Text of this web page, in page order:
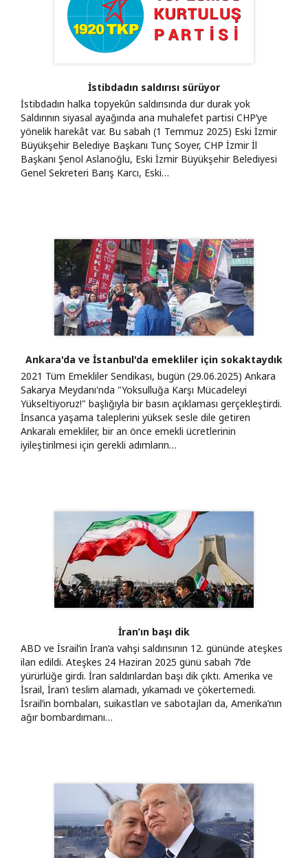
İstibdadın saldırısı sürüyor
İstibdadın halka topyekûn saldırısında dur durak yok
Saldırının siyasal ayağında ana muhalefet partisi CHP’ye
yönelik harekât var. Bu sabah (1 Temmuz 2025) Eski İzmir
Büyükşehir Belediye Başkanı Tunç Soyer, CHP İzmir İl
Başkanı Şenol Aslanoğlu, Eski İzmir Büyükşehir Belediyesi
Genel Sekreteri Barış Karcı, Eski…
Ankara'da ve İstanbul'da emekliler için sokaktaydık
2021 Tüm Emekliler Sendikası, bugün (29.06.2025) Ankara
Sakarya Meydanı'nda "Yoksulluğa Karşı Mücadeleyi
Yükseltiyoruz!" başlığıyla bir basın açıklaması gerçekleştirdi.
İnsanca yaşama taleplerini yüksek sesle dile getiren
Ankaralı emekliler, bir an önce emekli ücretlerinin
iyileştirilmesi için gerekli adımların…
İran’ın başı dik
ABD ve İsrail’in İran’a vahşi saldırısının 12. gününde ateşkes
ilan edildi. Ateşkes 24 Haziran 2025 günü sabah 7’de
yürürlüğe girdi. İran saldırılardan başı dik çıktı. Amerika ve
İsrail, İran’ı teslim alamadı, yıkamadı ve çökertemedi.
İsrail’in bombaları, suikastları ve sabotajları da, Amerika’nın
ağır bombardımanı…